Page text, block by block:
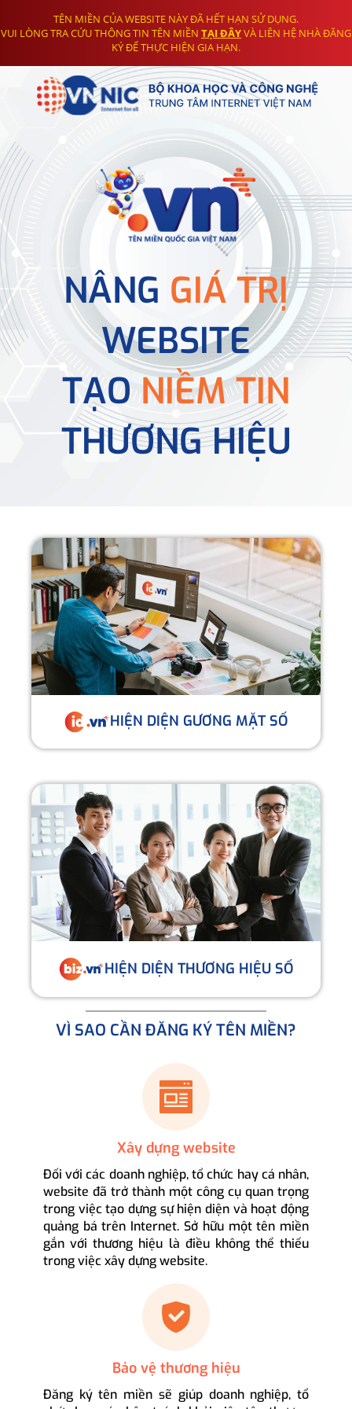
TÊN MIỀN CỦA WEBSITE NÀY ĐÃ HẾT HẠN SỬ DỤNG.
VUI LÒNG TRA CỨU THÔNG TIN TÊN MIỀN TẠI ĐÂYVÀ LIÊN HỆ NHÀ ĐĂNG
KÝ ĐỂ THỰC HIỆN GIA HẠN.
NÂNG GIÁ TRỊ
WEBSITE
TẠONIỀM TIN
THƯƠNG HIỆU
HIỆN DIỆN GƯƠNG MẶT SỐ
HIỆN DIỆN THƯƠNG HIỆU SỐ
VÌ SAO CẦN ĐĂNG KÝ TÊN MIỀN?
Xây dựng website
Đối với các doanh nghiệp, tổ chức hay cá nhân,
website đã trở thành một công cụ quan trọng
trong việc tạo dựng sự hiện diện và hoạt động
quảng bá trên Internet. Sở hữu một tên miền
gắn với thương hiệu là điều không thể thiếu
trong việc xây dựng website.
Bảo vệ thương hiệu
Đăng ký tên miền sẽ giúp doanh nghiệp, tổ